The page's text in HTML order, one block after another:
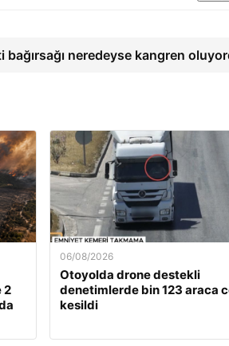
bağırsağı neredeyse kangren
2
06/08/2026
Otoyolda drone destekli
denetimlerde bin 123 araca
kesildi